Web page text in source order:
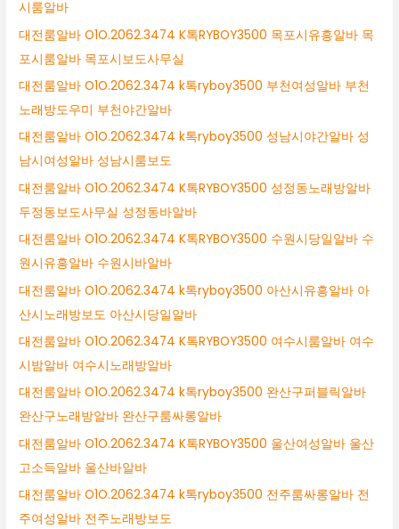
시룸알바
대전룸알바 O1O.2062.3474 K톡RYBOY3500 목포시유흥알바 목
포시룸알바 목포시보도사무실
대전룸알바 O1O.2062.3474 k톡ryboy3500 부천여성알바 부천
노래방도우미 부천야간알바
대전룸알바 O1O.2062.3474 k톡ryboy3500 성남시야간알바 성
남시여성알바 성남시룸보도
대전룸알바 O1O.2062.3474 K톡RYBOY3500 성정동노래방알바
두정동보도사무실 성정동바알바
대전룸알바 O1O.2062.3474 K톡RYBOY3500 수원시당일알바 수
원시유흥알바 수원시바알바
대전룸알바 O1O.2062.3474 k톡ryboy3500 아산시유흥알바 아
산시노래방보도 아산시당일알바
대전룸알바 O1O.2062.3474 K톡RYBOY3500 여수시룸알바 여수
시밤알바 여수시노래방알바
대전룸알바 O1O.2062.3474 k톡ryboy3500 완산구퍼블릭알바
완산구노래방알바 완산구룸싸롱알바
대전룸알바 O1O.2062.3474 K톡RYBOY3500 울산여성알바 울산
고소득알바 울산바알바
대전룸알바 O1O.2062.3474 k톡ryboy3500 전주룸싸롱알바 전
주여성알바 전주노래방보도